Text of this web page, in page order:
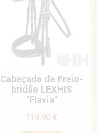
Cabeçada de Freio-
bridão LEXHIS
"Flavia"
119,90 €